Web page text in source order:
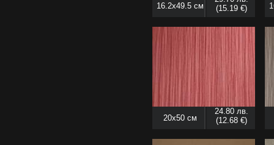
16.2x49.5 см
(15.19 €)
20x50 см
24.80 лв.
(12.68 €)